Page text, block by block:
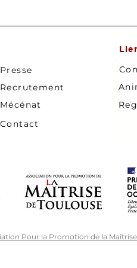
Presse
Recrutement
Mécénat
Contact
Pour la Promotion de la